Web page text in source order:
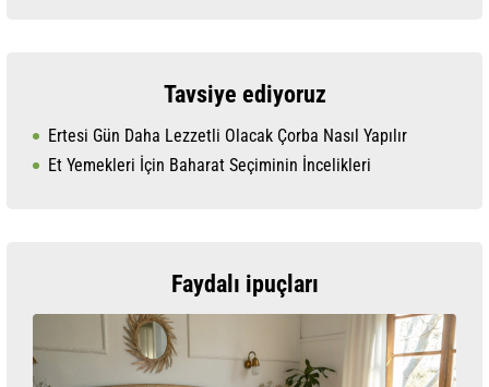
Tavsiye ediyoruz
Ertesi Gün Daha Lezzetli Olacak Çorba Nasıl Yapılır
Et Yemekleri İçin Baharat Seçiminin İncelikleri
Faydalı ipuçları